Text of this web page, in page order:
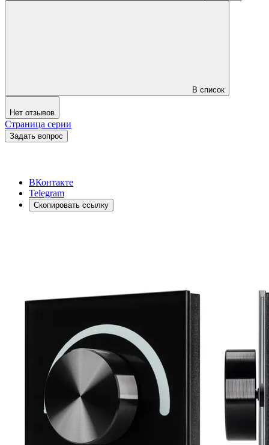
В список
Нет отзывов
Страница серии
Задать вопрос
ВКонтакте
Telegram
Скопировать ссылку